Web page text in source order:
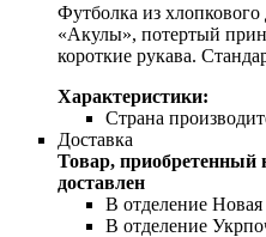
Футболка из
«Акулы», потертый
короткие рукава.
Характеристики:
Страна
Доставка
Товар,
доставлен
В отделение
В отделение